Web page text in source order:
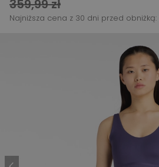
359,99 zł
Najniższa cena z 30 dni przed obniżką: